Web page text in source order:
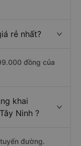
rẻ nhất?
đồng của
khai
Ninh ?
đường.